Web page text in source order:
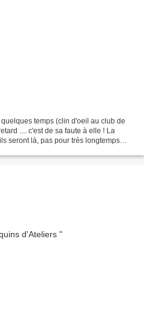
temps (clin d'oeil au club de
.... c'est de sa faute à elle ! La
seront là, pas pour très longtemps